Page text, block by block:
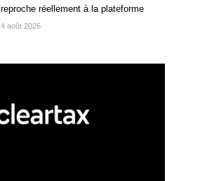
reproche réellement à la plateforme
4 août 2026